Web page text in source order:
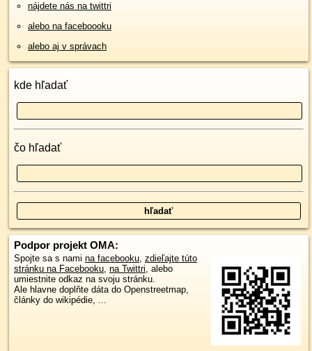
nájdete nás na twittri
alebo na faceboooku
alebo aj v správach
kde hľadať
čo hľadať
Podpor projekt OMA:
Spojte sa s nami na facebooku, zdieľajte túto
stránku na Facebooku, na Twittri, alebo
umiestnite odkaz na svoju stránku.
Ale hlavne doplňte dáta do Openstreetmap,
články do wikipédie, ...